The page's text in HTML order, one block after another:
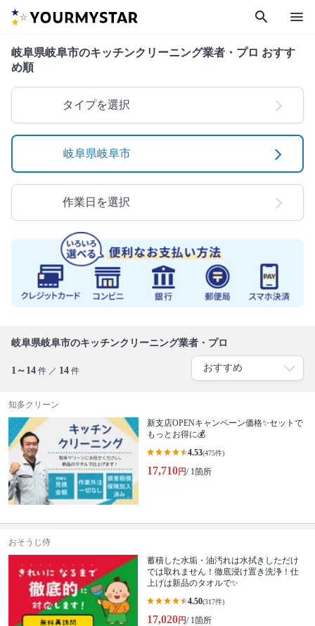
search menu
岐阜県岐阜市のキッチンクリーニング業者・プロ おすす
め順
タイプを選択
岐阜県岐阜市
作業日を選択
岐阜県岐阜市のキッチンクリーニング業者・プロ
1～14 件 ／ 14 件
知多クリーン
新支店OPENキャンペーン価格✨セットで
もっとお得に💰
4.53(475件)
17,710円/ 1箇所
おそうじ侍
蓄積した水垢・油汚れは水拭きしただけ
では取れません！徹底浸け置き洗浄！仕
上げは新品のタオルで✨
4.50(317件)
17,020円/ 1箇所